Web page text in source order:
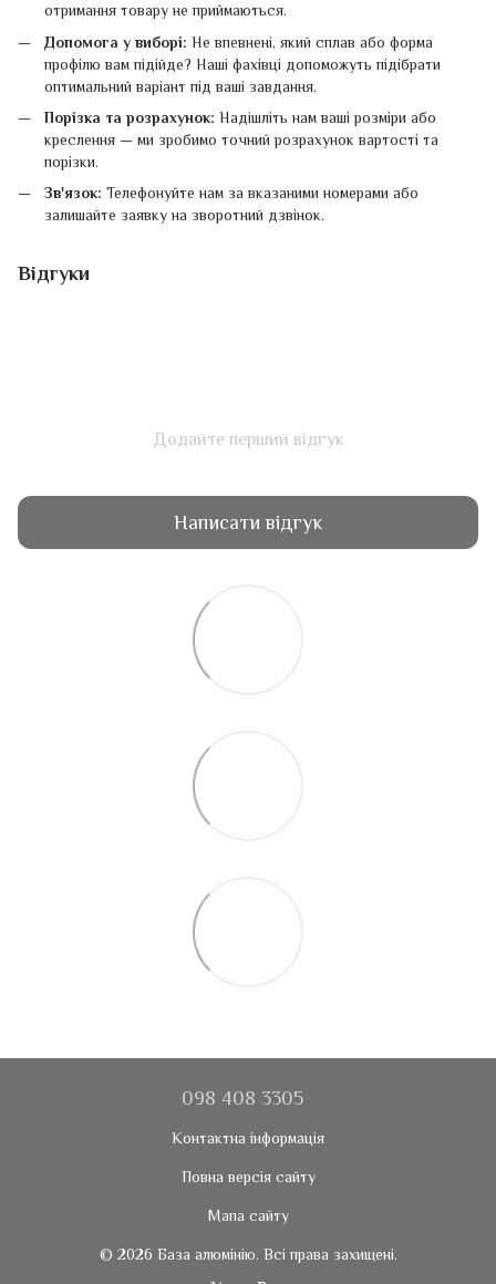
отримання товару не приймаються.
Допомога у виборі: Не впевнені, який сплав або форма
профілю вам підійде? Наші фахівці допоможуть підібрати
оптимальний варіант під ваші завдання.
Порізка та розрахунок: Надішліть нам ваші розміри або
креслення — ми зробимо точний розрахунок вартості та
порізки.
Зв'язок: Телефонуйте нам за вказаними номерами або
залишайте заявку на зворотний дзвінок.
Відгуки
Додайте перший відгук
Написати відгук
098 408 3305
Контактна інформація
Повна версія сайту
Мапа сайту
© 2026 База алюмінію. Всі права захищені.